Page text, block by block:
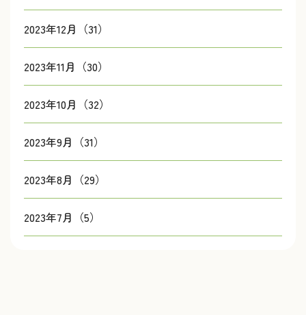
2023年12月（31）
2023年11月（30）
2023年10月（32）
2023年9月（31）
2023年8月（29）
2023年7月（5）